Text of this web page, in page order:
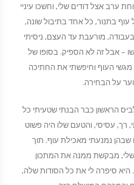
ערב אצל דודים שלי, וחשכו עיניי
עוף בתנור, כל אחד בתיבול שונה,
בעבודה, מורעבת עד העצם, ניסיתי
– אבל זה לא הספיק. בסופו של
העוף וחיפשתי את החתיכה
על הבחירה.
הראשון כבר הבנתי שטעיתי כל
רך, עסיסי, והטעם שלו היה פשוט
נמנעתי מאכילת עוף. תוך
מבקשת ממנה את המתכון
סיפרה לי את כל הסודות שלה,